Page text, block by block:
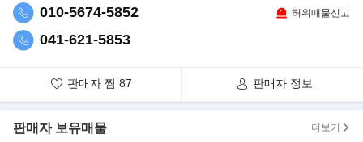
-물주입구
-전기인입구
-외부샤워기
-어닝(4.5M)
010-5674-5852
041-621-5853
허위매물신고
판매자 찜 87 판매자 정보
판매자 보유매물 더보기